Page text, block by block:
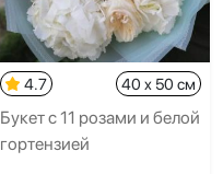
4.7 40 x 50 см
Букет с 11 розами и белой
гортензией